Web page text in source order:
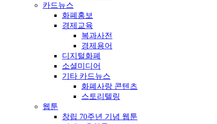
카드뉴스
화폐홍보
경제교육
복과사전
경제용어
디지털화폐
소셜미디어
기타 카드뉴스
화폐사랑 콘텐츠
스토리텔링
웹툰
창립 70주년 기념 웹툰